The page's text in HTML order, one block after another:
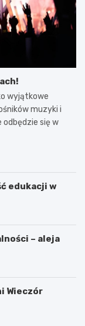
wyjątkowe
muzyki i
odbędzie się w
edukacji w
– aleja
Wieczór